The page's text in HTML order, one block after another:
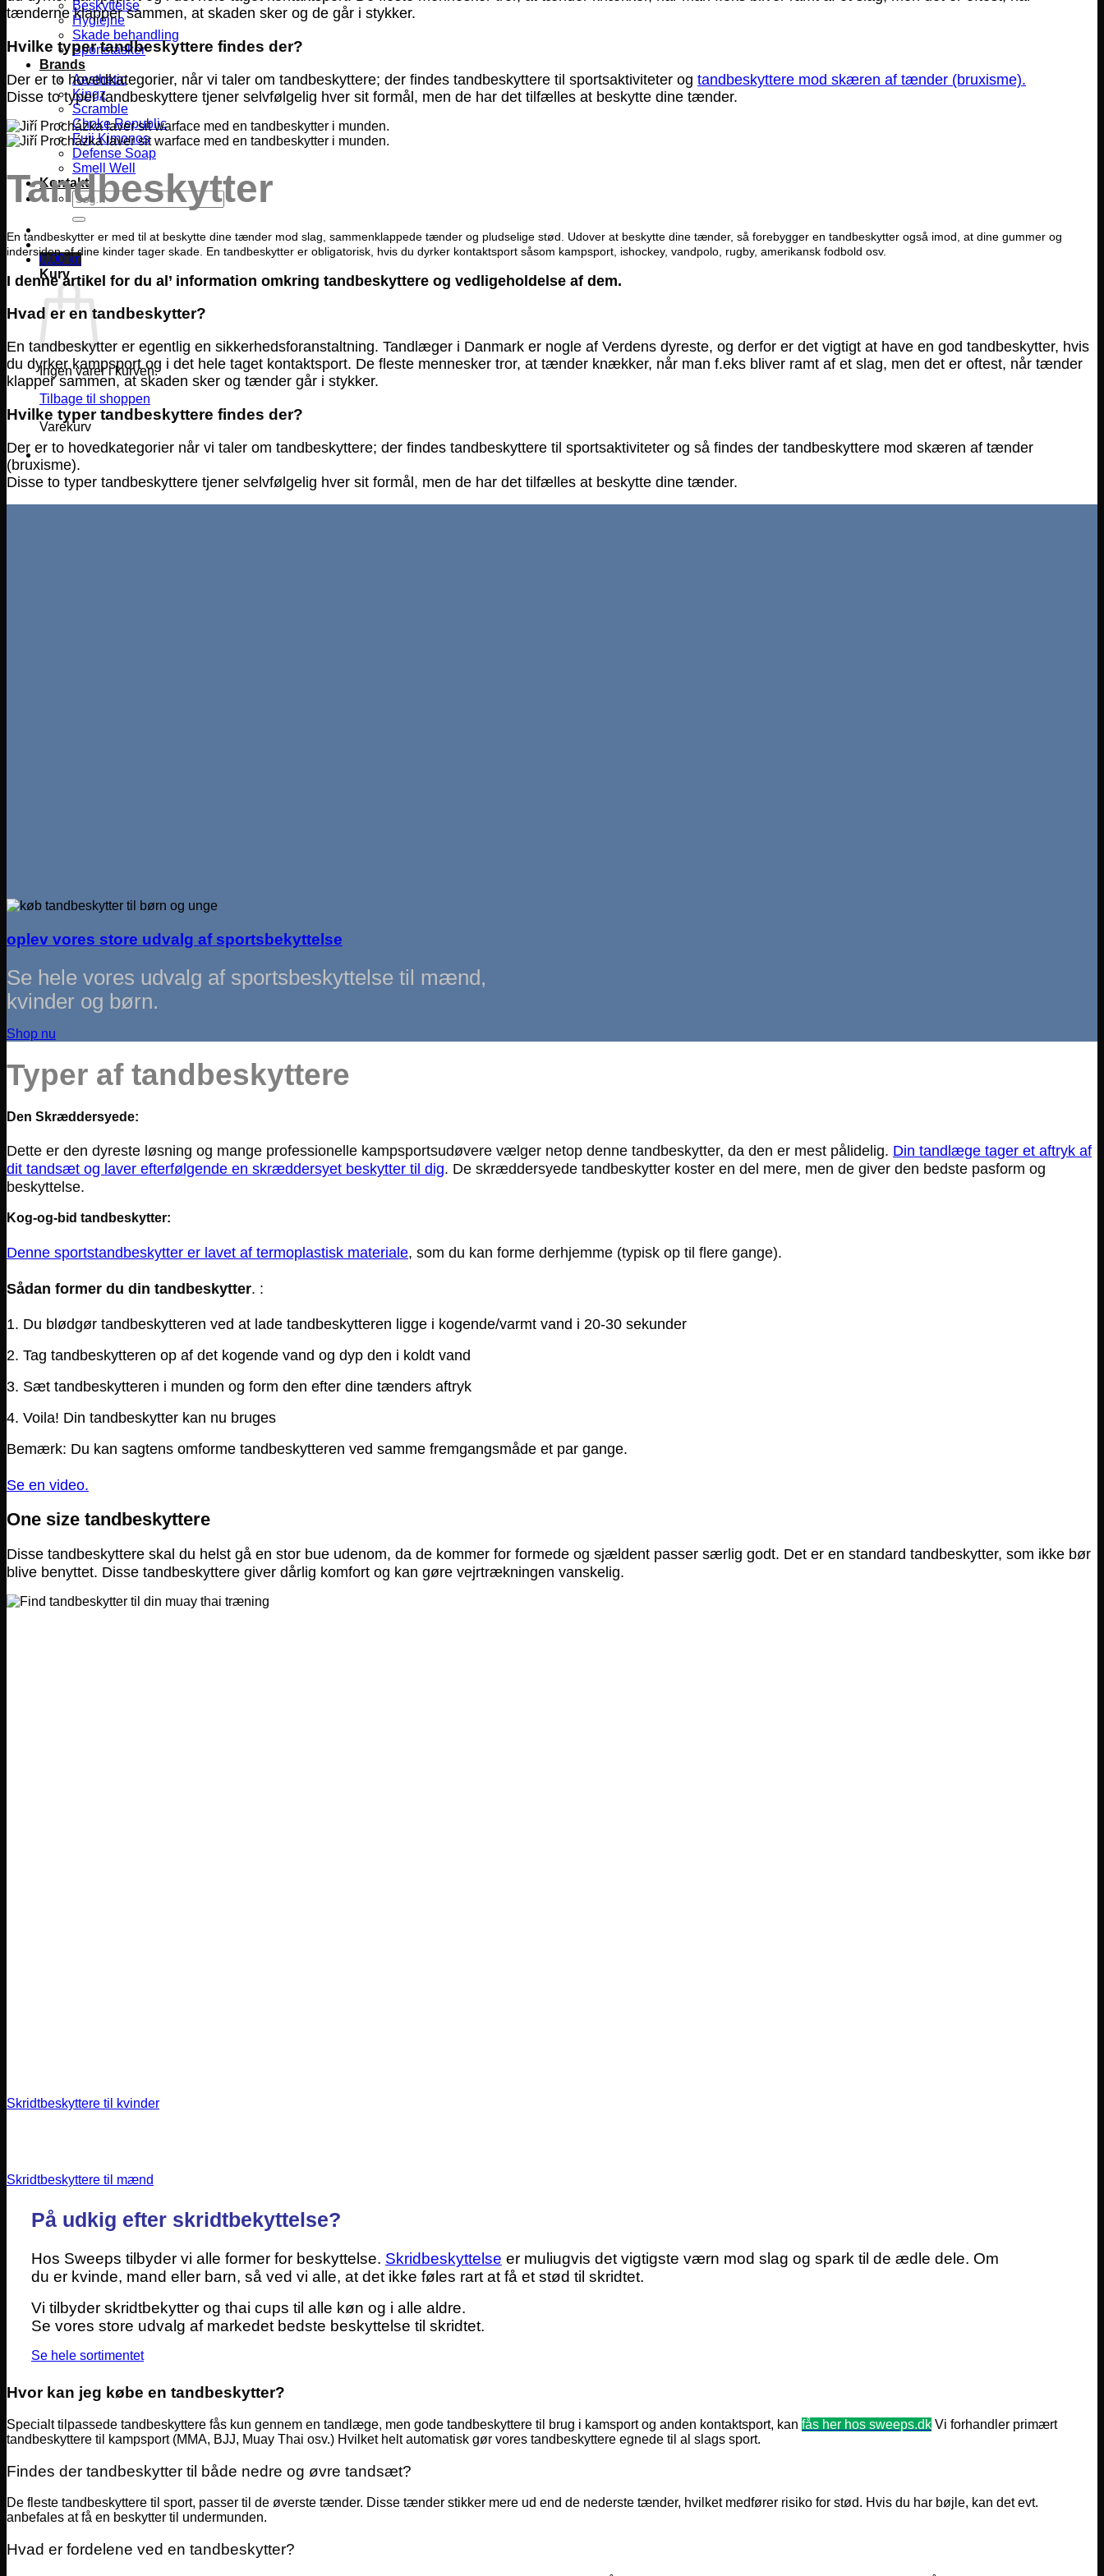
Beskyttelse
Hygiejne
Skade behandling
Sportstasker
Brands
Aesthetic
Kingz
Scramble
Choke Republic
Fuji Kimonos
Defense Soap
Smell Well
Kontakt
Søg
efter:
0,00kr.
Kurv
Ingen varer i kurven.
Tilbage til shoppen
Varekurv
tænderne klapper sammen, at skaden sker og de går i stykker.
Hvilke typer tandbeskyttere findes der?
Der er to hovedkategorier, når vi taler om tandbeskyttere; der findes tandbeskyttere til sportsaktiviteter og tandbeskyttere mod skæren af tænder (bruxisme).
Disse to typer tandbeskyttere tjener selvfølgelig hver sit formål, men de har det tilfælles at beskytte dine tænder.
Tandbeskytter
En tandbeskytter er med til at beskytte dine tænder mod slag, sammenklappede tænder og pludselige stød. Udover at beskytte dine tænder, så forebygger en tandbeskytter også imod, at dine gummer og
indersiden af dine kinder tager skade. En tandbeskytter er obligatorisk, hvis du dyrker kontaktsport såsom kampsport, ishockey, vandpolo, rugby, amerikansk fodbold osv.
I denne artikel for du al’ information omkring tandbeskyttere og vedligeholdelse af dem.
Hvad er en tandbeskytter?
En tandbeskytter er egentlig en sikkerhedsforanstaltning. Tandlæger i Danmark er nogle af Verdens dyreste, og derfor er det vigtigt at have en god tandbeskytter, hvis
du dyrker kampsport og i det hele taget kontaktsport. De fleste mennesker tror, at tænder knækker, når man f.eks bliver ramt af et slag, men det er oftest, når tænder
klapper sammen, at skaden sker og tænder går i stykker.
Hvilke typer tandbeskyttere findes der?
Der er to hovedkategorier når vi taler om tandbeskyttere; der findes tandbeskyttere til sportsaktiviteter og så findes der tandbeskyttere mod skæren af tænder
(bruxisme).
Disse to typer tandbeskyttere tjener selvfølgelig hver sit formål, men de har det tilfælles at beskytte dine tænder.
oplev vores store udvalg af sportsbekyttelse
Se hele vores udvalg af sportsbeskyttelse til mænd,
kvinder og børn.
Shop nu
Typer af tandbeskyttere
Den Skræddersyede:
Dette er den dyreste løsning og mange professionelle kampsportsudøvere vælger netop denne tandbeskytter, da den er mest pålidelig. Din tandlæge tager et aftryk af
dit tandsæt og laver efterfølgende en skræddersyet beskytter til dig. De skræddersyede tandbeskytter koster en del mere, men de giver den bedste pasform og
beskyttelse.
Kog-og-bid tandbeskytter:
Denne sportstandbeskytter er lavet af termoplastisk materiale, som du kan forme derhjemme (typisk op til flere gange).
Sådan former du din tandbeskytter. :
1. Du blødgør tandbeskytteren ved at lade tandbeskytteren ligge i kogende/varmt vand i 20-30 sekunder
2. Tag tandbeskytteren op af det kogende vand og dyp den i koldt vand
3. Sæt tandbeskytteren i munden og form den efter dine tænders aftryk
4. Voila! Din tandbeskytter kan nu bruges
Bemærk: Du kan sagtens omforme tandbeskytteren ved samme fremgangsmåde et par gange.
Se en video.
One size tandbeskyttere
Disse tandbeskyttere skal du helst gå en stor bue udenom, da de kommer for formede og sjældent passer særlig godt. Det er en standard tandbeskytter, som ikke bør
blive benyttet. Disse tandbeskyttere giver dårlig komfort og kan gøre vejrtrækningen vanskelig.
Skridtbeskyttere til kvinder
Skridtbeskyttere til mænd
På udkig efter skridtbekyttelse?
Hos Sweeps tilbyder vi alle former for beskyttelse. Skridbeskyttelse er muliugvis det vigtigste værn mod slag og spark til de ædle dele. Om
du er kvinde, mand eller barn, så ved vi alle, at det ikke føles rart at få et stød til skridtet.
Vi tilbyder skridtbekytter og thai cups til alle køn og i alle aldre.
Se vores store udvalg af markedet bedste beskyttelse til skridtet.
Se hele sortimentet
Hvor kan jeg købe en tandbeskytter?
Specialt tilpassede tandbeskyttere fås kun gennem en tandlæge, men gode tandbeskyttere til brug i kamsport og anden kontaktsport, kan fås her hos sweeps.dk Vi forhandler primært
tandbeskyttere til kampsport (MMA, BJJ, Muay Thai osv.) Hvilket helt automatisk gør vores tandbeskyttere egnede til al slags sport.
Findes der tandbeskytter til både nedre og øvre tandsæt?
De fleste tandbeskyttere til sport, passer til de øverste tænder. Disse tænder stikker mere ud end de nederste tænder, hvilket medfører risiko for stød. Hvis du har bøjle, kan det evt.
anbefales at få en beskytter til undermunden.
Hvad er fordelene ved en tandbeskytter?